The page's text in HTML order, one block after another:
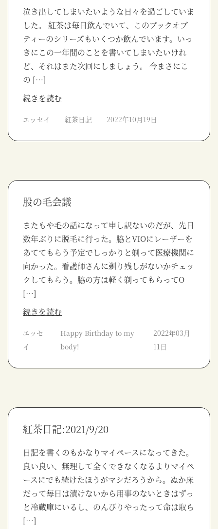
泣き出してしまいたいような日々を過ごしていま
した。 紅茶は毎日飲んでいて、このブックオブ
ティーのシリーズもいくつか飲んでいます。いっ
きにこの一年間のことを書いてしまいたいけれ
ど、それはまた次回にしましょう。 今まさにこ
の […]
続きを読む
エッセイ 紅茶日記 2022年10月19日
股の毛会議
またもや毛の話になって申し訳ないのだが、先日
数年ぶりに脱毛に行った。脇とVIOにレーザーを
あててもらう予定でしっかりと剃って医療機関に
向かった。看護師さんに剃り残しがないかチェッ
クしてもらう。脇の方は軽く剃ってもらってO
[…]
続きを読む
エッセ
イ
Happy Birthday to my
body!
2022年03月
11日
紅茶日記:2021/9/20
日記を書くのもかなりマイペースになってきた。
良い良い、無理して全くできなくなるよりマイペ
ースにでも続けたほうがマシだろうから。ぬか床
だって毎日は漬けないから用事のないときはずっ
と冷蔵庫にいるし、のんびりやったって命は取ら
[…]